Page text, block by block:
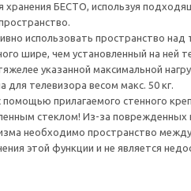
хранения БЕСТО, используя
использовать пространство над
шире, чем установленный на
указанной максимальной
для телевизора весом макс. 50 кг.
прилагаемого стенного
стеклом! Из-за поврежденных
необходимо пространство
этой функции и не является